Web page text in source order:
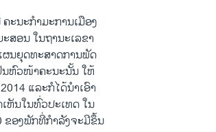
ະນະກຳມະການເມືອງ
ສອນ ໃນຖານະເລຂາ
ນຍຸດທະສາດການພັດ
ຫົວໜ້າຄະນະນັ້ນ ໃຫ້
ແລະກໍໄດ້ນຳເອົາ
ຫັນໃນທົ່ວປະເທດ ໃນ
ຂອງພັກທີ່ກຳລັງຈະມີຂຶ້ນ